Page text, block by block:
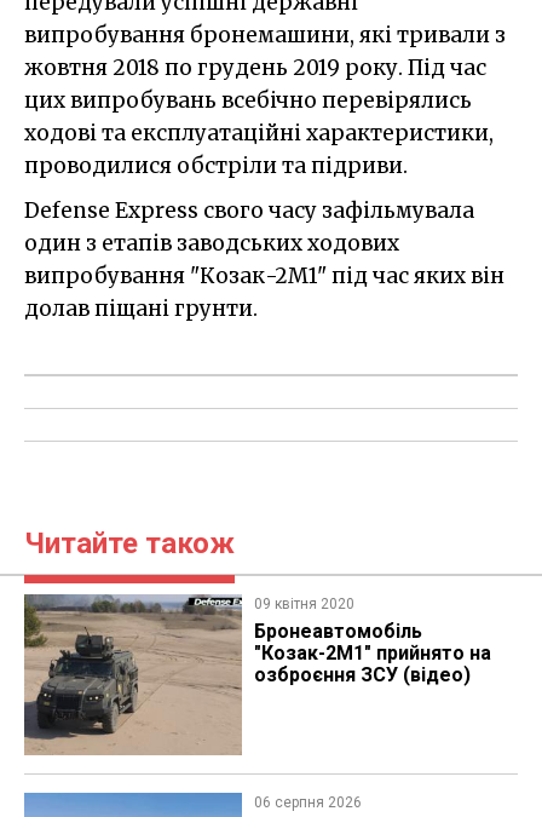
випробування бронемашини, які тривали з
жовтня 2018 по грудень 2019 року. Під час
цих випробувань всебічно перевірялись
ходові та експлуатаційні характеристики,
проводилися обстріли та підриви.
Defense Express свого часу зафільмувала
один з етапів заводських ходових
випробування "Козак-2М1" під час яких він
долав піщані грунти.
Читайте також
09 квітня 2020
Бронеавтомобіль
"Козак-2М1" прийнято на
озброєння ЗСУ (відео)
06 серпня 2026